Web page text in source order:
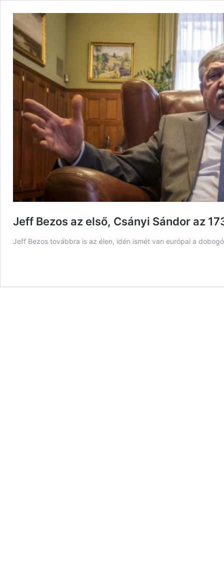
Jeff Bezos az első, Csányi Sándor az
Jeff Bezos továbbra is az élen, idén ismét van európai a